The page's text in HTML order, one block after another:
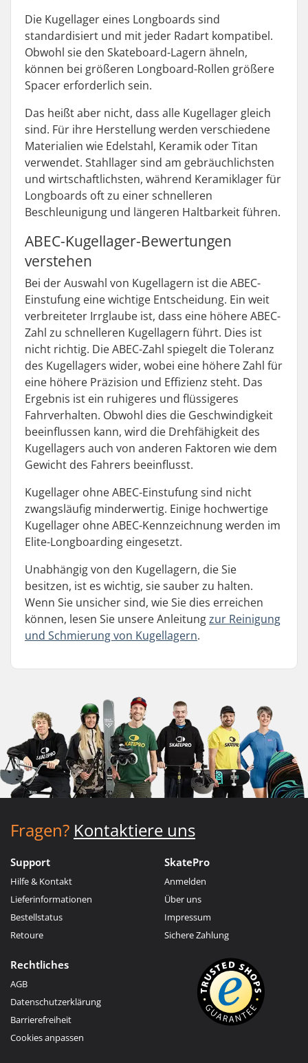
Die Kugellager eines Longboards sind
standardisiert und mit jeder Radart kompatibel.
Obwohl sie den Skateboard-Lagern ähneln,
können bei größeren Longboard-Rollen größere
Spacer erforderlich sein.
Das heißt aber nicht, dass alle Kugellager gleich
sind. Für ihre Herstellung werden verschiedene
Materialien wie Edelstahl, Keramik oder Titan
verwendet. Stahllager sind am gebräuchlichsten
und wirtschaftlichsten, während Keramiklager für
Longboards oft zu einer schnelleren
Beschleunigung und längeren Haltbarkeit führen.
ABEC-Kugellager-Bewertungen
verstehen
Bei der Auswahl von Kugellagern ist die ABEC-
Einstufung eine wichtige Entscheidung. Ein weit
verbreiteter Irrglaube ist, dass eine höhere ABEC-
Zahl zu schnelleren Kugellagern führt. Dies ist
nicht richtig. Die ABEC-Zahl spiegelt die Toleranz
des Kugellagers wider, wobei eine höhere Zahl für
eine höhere Präzision und Effizienz steht. Das
Ergebnis ist ein ruhigeres und flüssigeres
Fahrverhalten. Obwohl dies die Geschwindigkeit
beeinflussen kann, wird die Drehfähigkeit des
Kugellagers auch von anderen Faktoren wie dem
Gewicht des Fahrers beeinflusst.
Kugellager ohne ABEC-Einstufung sind nicht
zwangsläufig minderwertig. Einige hochwertige
Kugellager ohne ABEC-Kennzeichnung werden im
Elite-Longboarding eingesetzt.
Unabhängig von den Kugellagern, die Sie
besitzen, ist es wichtig, sie sauber zu halten.
Wenn Sie unsicher sind, wie Sie dies erreichen
können, lesen Sie unsere Anleitungzur Reinigung
und Schmierung von Kugellagern.
Fragen? Kontaktiere uns
Support
Hilfe & Kontakt
Lieferinformationen
Bestellstatus
Retoure
SkatePro
Anmelden
Über uns
Impressum
Sichere Zahlung
Rechtliches
AGB
Datenschutzerklärung
Barrierefreiheit
Cookies anpassen